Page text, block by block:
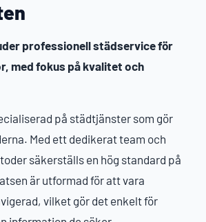
professionell städservice för
med fokus på kvalitet och
på städtjänster som gör
Med ett dedikerat team och
säkerställs en hög standard på
är utformad för att vara
vilket gör det enkelt för